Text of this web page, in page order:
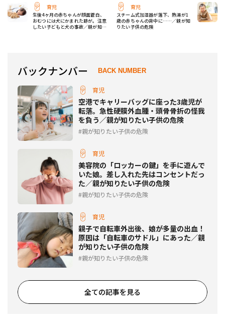
育児
生後4ヶ月の赤ちゃんが顔面蒼白、
おむつには犬にかまれた跡が。注意
したい子どもと犬の事故／親が知り
育児
スチーム式加湿器が落下、熱湯が1
歳の赤ちゃんの背中に……／親が知
りたい子供の危険
バックナンバー BACK NUMBER
育児
空港でキャリーバッグに座った3歳児が
転落。急性硬膜外血腫・頭骨骨折の怪我
を負う／親が知りたい子供の危険
親が知りたい子供の危険
育児
美容院の「ロッカーの鍵」を手に遊んで
いた娘。差し入れた先はコンセントだっ
た／親が知りたい子供の危険
親が知りたい子供の危険
育児
親子で自転車外出後、娘が多量の出血！
原因は「自転車のサドル」にあった／親
が知りたい子供の危険
親が知りたい子供の危険
全ての記事を見る